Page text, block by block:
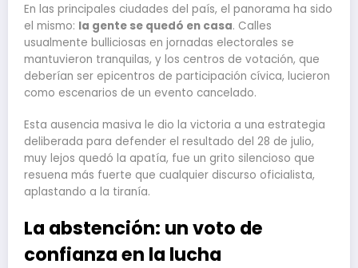
En las principales ciudades del país, el panorama ha sido
el mismo: la gente se quedó en casa. Calles
usualmente bulliciosas en jornadas electorales se
mantuvieron tranquilas, y los centros de votación, que
deberían ser epicentros de participación cívica, lucieron
como escenarios de un evento cancelado.
Esta ausencia masiva le dio la victoria a una estrategia
deliberada para defender el resultado del 28 de julio,
muy lejos quedó la apatía, fue un grito silencioso que
resuena más fuerte que cualquier discurso oficialista,
aplastando a la tiranía.
La abstención: un voto de
confianza en la lucha